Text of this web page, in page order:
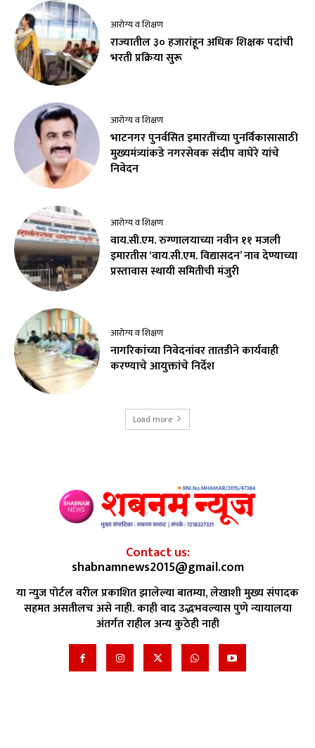
आरोग्य व शिक्षण
राज्यातील ३० हजारांहून अधिक शिक्षक पदांची
भरती प्रक्रिया सुरू
आरोग्य व शिक्षण
भाटनगर पुनर्वसित इमारतींच्या पुनर्विकासासाठी
मुख्यमंत्र्यांकडे नगरसेवक संदीप वाघेरे यांचे
निवेदन
आरोग्य व शिक्षण
वाय.सी.एम. रुग्णालयाच्या नवीन ११ मजली
इमारतीस ‘वाय.सी.एम. विद्यासदन’ नाव देण्याच्या
प्रस्तावास स्थायी समितीची मंजुरी
आरोग्य व शिक्षण
नागरिकांच्या निवेदनांवर तातडीने कार्यवाही
करण्याचे आयुक्तांचे निर्देश
Load more
Contact us:
shabnamnews2015@gmail.com
या न्युज पोर्टल वरील प्रकाशित झालेल्या बातम्या, लेखाशी मुख्य संपादक
सहमत असतीलच असे नाही. काही वाद उद्भभवल्यास पुणे न्यायालया
अंतर्गत राहील अन्य कुठेही नाही